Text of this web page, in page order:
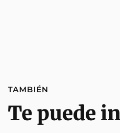
TAMBIÉN
Te puede